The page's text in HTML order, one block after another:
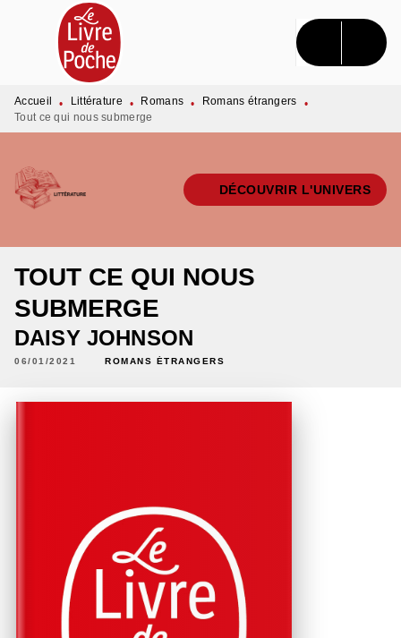
MENU RECHERCHE CONTENU
PIED DE PAGE
Accueil • Littérature • Romans • Romans étrangers
•
Tout ce qui nous submerge
DÉCOUVRIR L'UNIVERS
TOUT CE QUI NOUS
SUBMERGE
DAISY JOHNSON
06/01/2021 ROMANS ÉTRANGERS